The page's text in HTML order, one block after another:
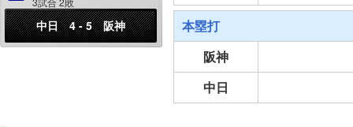
中日 4 - 5 阪神
本塁打
阪神
中日